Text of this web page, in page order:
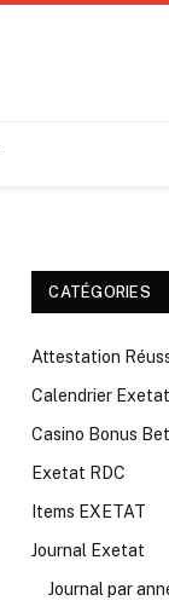
CATÉGORIES
Attestation
Calendrier
Casino Bonus
Exetat RDC
Items EXETAT
Journal Exetat
Journal par